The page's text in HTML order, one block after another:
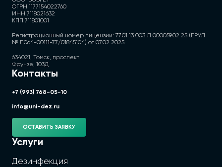
ОГРН 1177154022760
ИНН 7118021632
КПП 711801001
Регистрационный номер лицензии: 77.01.13.003.Л.000059.02.25 (ЕРУЛ
№ Л064-00111-77/01845104) от 07.02.2025
634021, Томск, проспект
Фрунзе, 103Д
Контакты
+7 (993) 768-05-10
info@uni-dez.ru
ОСТАВИТЬ ЗАЯВКУ
Услуги
Дезинфекция